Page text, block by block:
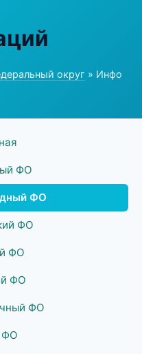
округ » Инфо
ФО
ФО
ФО
ФО
ФО
ФО